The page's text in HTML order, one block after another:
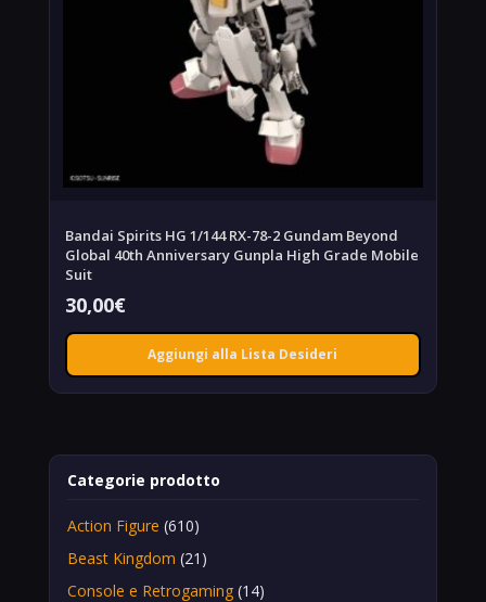
Bandai Spirits HG 1/144 RX-78-2 Gundam Beyond
Global 40th Anniversary Gunpla High Grade Mobile
Suit
30,00€
Aggiungi alla Lista Desideri
Categorie prodotto
Action Figure (610)
Beast Kingdom (21)
Console e Retrogaming (14)